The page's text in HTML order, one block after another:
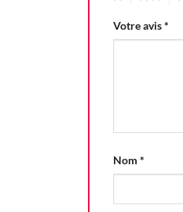
Votre avis*
Nom *